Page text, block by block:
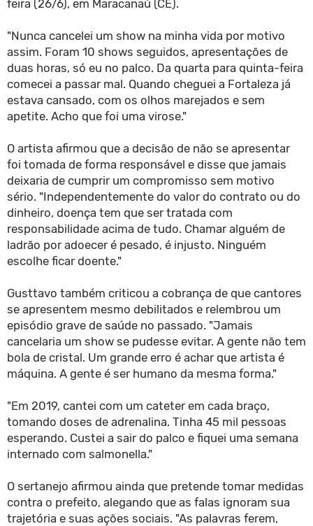
feira (26/6), em Maracanaú (CE).
"Nunca cancelei um show na minha vida por motivo
assim. Foram 10 shows seguidos, apresentações de
duas horas, só eu no palco. Da quarta para quinta-feira
comecei a passar mal. Quando cheguei a Fortaleza já
estava cansado, com os olhos marejados e sem
apetite. Acho que foi uma virose."
O artista afirmou que a decisão de não se apresentar
foi tomada de forma responsável e disse que jamais
deixaria de cumprir um compromisso sem motivo
sério. "Independentemente do valor do contrato ou do
dinheiro, doença tem que ser tratada com
responsabilidade acima de tudo. Chamar alguém de
ladrão por adoecer é pesado, é injusto. Ninguém
escolhe ficar doente."
Gusttavo também criticou a cobrança de que cantores
se apresentem mesmo debilitados e relembrou um
episódio grave de saúde no passado. "Jamais
cancelaria um show se pudesse evitar. A gente não tem
bola de cristal. Um grande erro é achar que artista é
máquina. A gente é ser humano da mesma forma."
"Em 2019, cantei com um cateter em cada braço,
tomando doses de adrenalina. Tinha 45 mil pessoas
esperando. Custei a sair do palco e fiquei uma semana
internado com salmonella."
O sertanejo afirmou ainda que pretende tomar medidas
contra o prefeito, alegando que as falas ignoram sua
trajetória e suas ações sociais. "As palavras ferem,